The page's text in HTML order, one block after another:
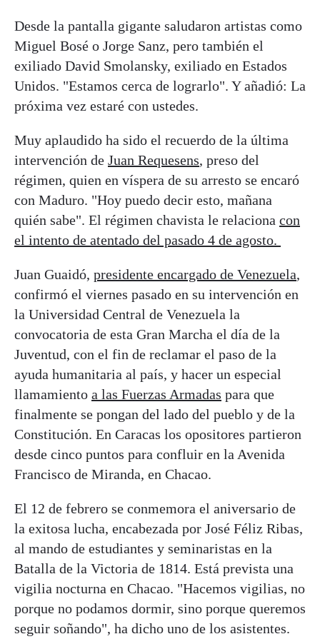
Desde la pantalla gigante saludaron artistas como
Miguel Bosé o Jorge Sanz, pero también el
exiliado David Smolansky, exiliado en Estados
Unidos. "Estamos cerca de lograrlo". Y añadió: La
próxima vez estaré con ustedes.
Muy aplaudido ha sido el recuerdo de la última
intervención de Juan Requesens, preso del
régimen, quien en víspera de su arresto se encaró
con Maduro. "Hoy puedo decir esto, mañana
quién sabe". El régimen chavista le relaciona con
el intento de atentado del pasado 4 de agosto.
Juan Guaidó, presidente encargado de Venezuela,
confirmó el viernes pasado en su intervención en
la Universidad Central de Venezuela la
convocatoria de esta Gran Marcha el día de la
Juventud, con el fin de reclamar el paso de la
ayuda humanitaria al país, y hacer un especial
llamamiento a las Fuerzas Armadas para que
finalmente se pongan del lado del pueblo y de la
Constitución. En Caracas los opositores partieron
desde cinco puntos para confluir en la Avenida
Francisco de Miranda, en Chacao.
El 12 de febrero se conmemora el aniversario de
la exitosa lucha, encabezada por José Féliz Ribas,
al mando de estudiantes y seminaristas en la
Batalla de la Victoria de 1814. Está prevista una
vigilia nocturna en Chacao. "Hacemos vigilias, no
porque no podamos dormir, sino porque queremos
seguir soñando", ha dicho uno de los asistentes.